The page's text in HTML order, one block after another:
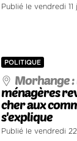
Publié le vendredi
POLITIQUE
Morhange :
ménagères
cher aux
s'explique
Publié le vendredi